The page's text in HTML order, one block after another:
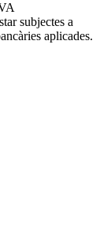
subjectes a
aplicades.